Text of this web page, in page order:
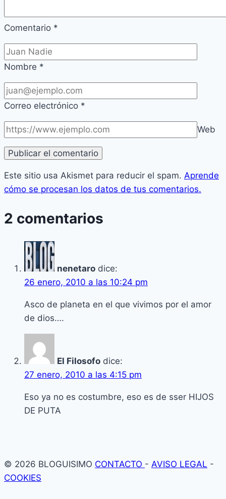
Comentario *
Nombre *
Correo electrónico *
Web
Este sitio usa Akismet para reducir el spam. Aprende
cómo se procesan los datos de tus comentarios.
2 comentarios
nenetaro dice:
26 enero, 2010 a las 10:24 pm
Asco de planeta en el que vivimos por el amor
de dios….
El Filosofo dice:
27 enero, 2010 a las 4:15 pm
Eso ya no es costumbre, eso es de sser HIJOS
DE PUTA
© 2026 BLOGUISIMO CONTACTO - AVISO LEGAL -
COOKIES